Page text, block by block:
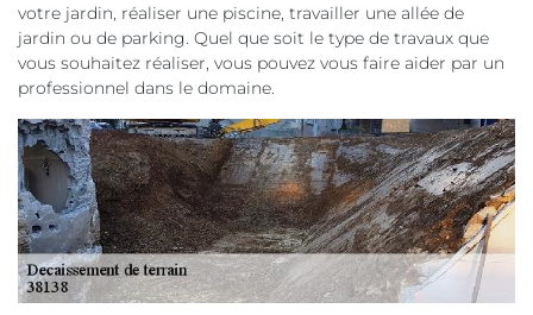
votre jardin, réaliser une piscine, travailler une allée de
jardin ou de parking. Quel que soit le type de travaux que
vous souhaitez réaliser, vous pouvez vous faire aider par un
professionnel dans le domaine.